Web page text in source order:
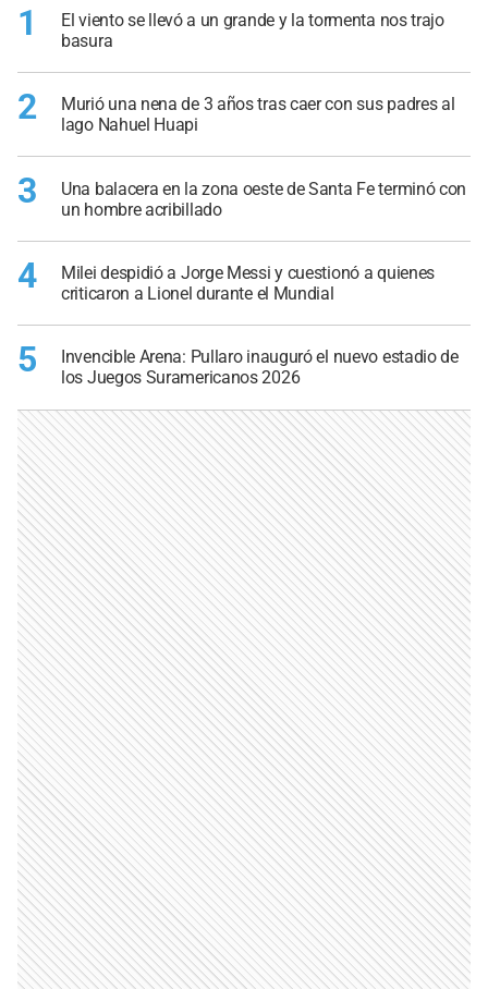
1
El viento se llevó a un grande y la tormenta nos trajo
basura
2
Murió una nena de 3 años tras caer con sus padres al
lago Nahuel Huapi
3
Una balacera en la zona oeste de Santa Fe terminó con
un hombre acribillado
4
Milei despidió a Jorge Messi y cuestionó a quienes
criticaron a Lionel durante el Mundial
5
Invencible Arena: Pullaro inauguró el nuevo estadio de
los Juegos Suramericanos 2026